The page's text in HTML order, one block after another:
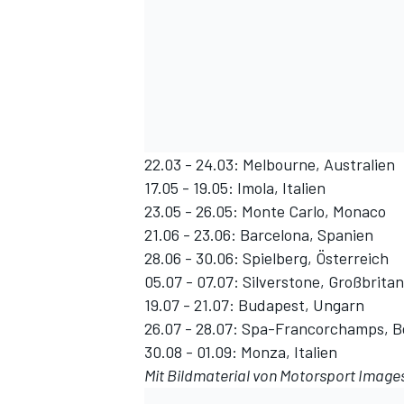
22.03 - 24.03: Melbourne, Australien
17.05 - 19.05: Imola, Italien
23.05 - 26.05: Monte Carlo, Monaco
21.06 - 23.06: Barcelona, Spanien
28.06 - 30.06: Spielberg, Österreich
05.07 - 07.07: Silverstone,
19.07 - 21.07: Budapest, Ungarn
26.07 - 28.07: Spa-Francorchamps,
30.08 - 01.09: Monza, Italien
Mit Bildmaterial von Motorsport